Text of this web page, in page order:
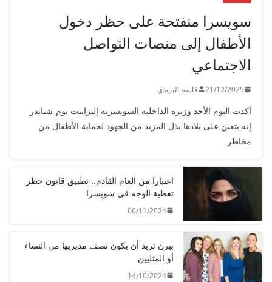
سويسرا منفتحة على حظر دخول
الأطفال إلى منصات التواصل
الاجتماعي
21/12/2025 قاسم البريدي
أكدت اليوم الأحد وزيرة الداخلية السويسرية إليزابيت بوم-شنايدر
إنه يتعين على بلادها بذل المزيد من الجهود لحماية الأطفال من
مخاطر
اعتبارا من العام القادم.. تطبيق قانون حظر
تغطية الوجه في سويسرا
06/11/2024
بيرن تريد أن يكون نصف مديريها من النساء
أو المثليين
14/10/2024